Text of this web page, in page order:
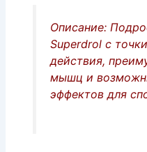
ki
Описание:
Superdrol с
действия,
мышц и
эффектов для